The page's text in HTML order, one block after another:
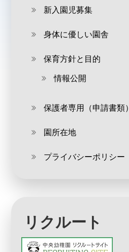
新入園児募集
身体に優しい園舎
保育方針と目的
情報公開
保護者専用（申請書類）
園所在地
プライバシーポリシー
リクルート